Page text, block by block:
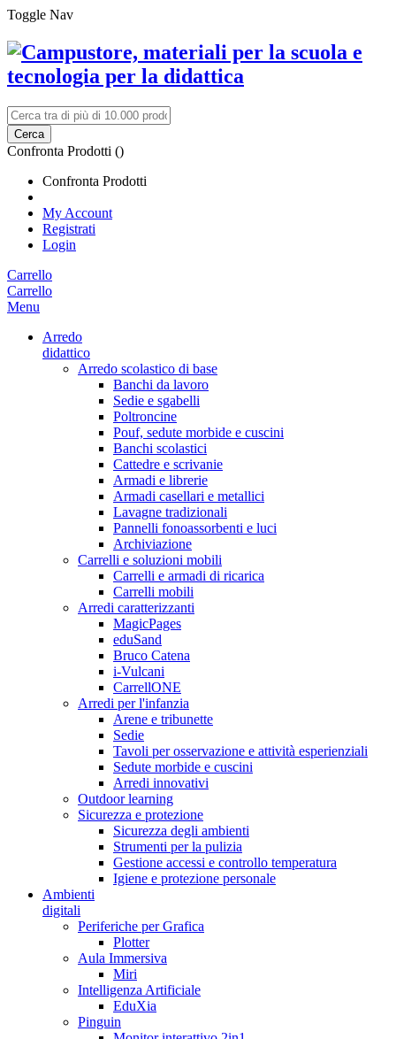
Toggle Nav
Cerca
Confronta Prodotti ()
Confronta Prodotti
My Account
Registrati
Login
Carrello
Carrello
Menu
Arredo
didattico
Arredo scolastico di base
Banchi da lavoro
Sedie e sgabelli
Poltroncine
Pouf, sedute morbide e cuscini
Banchi scolastici
Cattedre e scrivanie
Armadi e librerie
Armadi casellari e metallici
Lavagne tradizionali
Pannelli fonoassorbenti e luci
Archiviazione
Carrelli e soluzioni mobili
Carrelli e armadi di ricarica
Carrelli mobili
Arredi caratterizzanti
MagicPages
eduSand
Bruco Catena
i-Vulcani
CarrellONE
Arredi per l'infanzia
Arene e tribunette
Sedie
Tavoli per osservazione e attività esperienziali
Sedute morbide e cuscini
Arredi innovativi
Outdoor learning
Sicurezza e protezione
Sicurezza degli ambienti
Strumenti per la pulizia
Gestione accessi e controllo temperatura
Igiene e protezione personale
Ambienti
digitali
Periferiche per Grafica
Plotter
Aula Immersiva
Miri
Intelligenza Artificiale
EduXia
Pinguin